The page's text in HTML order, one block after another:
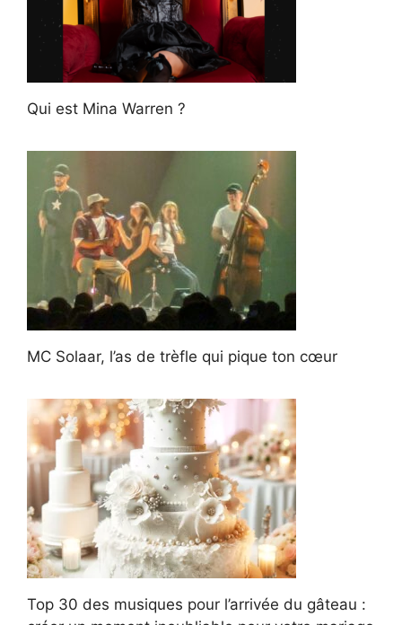
Qui est Mina Warren ?
MC Solaar, l’as de trèfle qui pique ton cœur
Top 30 des musiques pour l’arrivée du gâteau :